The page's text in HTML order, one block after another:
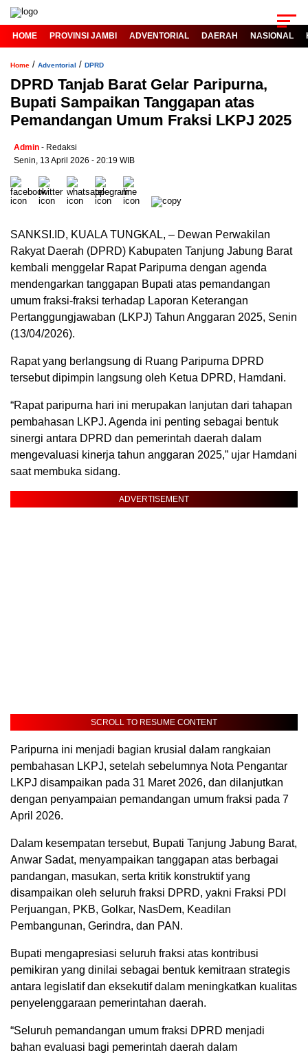
HOME PROVINSI JAMBI ADVENTORIAL DAERAH NASIONAL
Home / Adventorial / DPRD
DPRD Tanjab Barat Gelar Paripurna,
Bupati Sampaikan Tanggapan atas
Pemandangan Umum Fraksi LKPJ 2025
Admin - Redaksi
Senin, 13 April 2026 - 20:19 WIB
SANKSI.ID, KUALA TUNGKAL, – Dewan Perwakilan
Rakyat Daerah (DPRD) Kabupaten Tanjung Jabung Barat
kembali menggelar Rapat Paripurna dengan agenda
mendengarkan tanggapan Bupati atas pemandangan
umum fraksi-fraksi terhadap Laporan Keterangan
Pertanggungjawaban (LKPJ) Tahun Anggaran 2025, Senin
(13/04/2026).
Rapat yang berlangsung di Ruang Paripurna DPRD
tersebut dipimpin langsung oleh Ketua DPRD, Hamdani.
“Rapat paripurna hari ini merupakan lanjutan dari tahapan
pembahasan LKPJ. Agenda ini penting sebagai bentuk
sinergi antara DPRD dan pemerintah daerah dalam
mengevaluasi kinerja tahun anggaran 2025,” ujar Hamdani
saat membuka sidang.
ADVERTISEMENT
SCROLL TO RESUME CONTENT
Paripurna ini menjadi bagian krusial dalam rangkaian
pembahasan LKPJ, setelah sebelumnya Nota Pengantar
LKPJ disampaikan pada 31 Maret 2026, dan dilanjutkan
dengan penyampaian pemandangan umum fraksi pada 7
April 2026.
Dalam kesempatan tersebut, Bupati Tanjung Jabung Barat,
Anwar Sadat, menyampaikan tanggapan atas berbagai
pandangan, masukan, serta kritik konstruktif yang
disampaikan oleh seluruh fraksi DPRD, yakni Fraksi PDI
Perjuangan, PKB, Golkar, NasDem, Keadilan
Pembangunan, Gerindra, dan PAN.
Bupati mengapresiasi seluruh fraksi atas kontribusi
pemikiran yang dinilai sebagai bentuk kemitraan strategis
antara legislatif dan eksekutif dalam meningkatkan kualitas
penyelenggaraan pemerintahan daerah.
“Seluruh pemandangan umum fraksi DPRD menjadi
bahan evaluasi bagi pemerintah daerah dalam